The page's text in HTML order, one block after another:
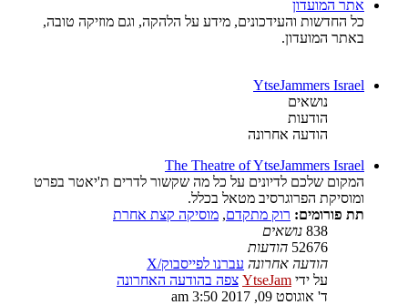
אתר המועדון
כל החדשות והעידכונים, מידע על הלהקה, וגם מוזיקה טובה,
באתר המועדון.
YtseJammers Israel
נושאים
הודעות
הודעה אחרונה
The Theatre of YtseJammers Israel
המקום שלכם לדיונים על כל מה שקשור לדרים ת'יאטר בפרט
ומוסיקת הפרוגרסיב מטאל בכלל.
תת פורומים: רוק מתקדם, מוסיקה קצת אחרת
838 נושאים
52676 הודעות
הודעה אחרונה עברנו לפייסבוק/X
על ידי YtseJam צפה בהודעה האחרונה
ד' אוגוסט 09, 2017 3:50 am